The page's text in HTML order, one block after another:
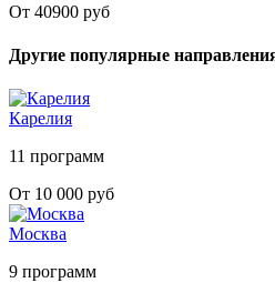
От 40900 руб
Другие популярные
Карелия
11 программ
От 10 000 руб
Москва
9 программ